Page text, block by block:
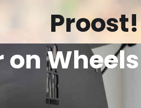
Proost!
on Wheels